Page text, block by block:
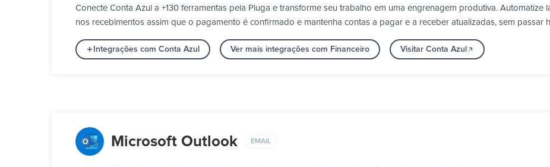
Conecte Conta Azul a +130 ferramentas pela Pluga e transforme seu trabalho em uma engrenagem produtiva. Automatize
nos recebimentos assim que o pagamento é confirmado e mantenha contas a pagar e a receber atualizadas, sem passar
Integrações com Conta Azul Ver mais integrações com Financeiro Visitar Conta Azul
Microsoft Outlook EMAIL